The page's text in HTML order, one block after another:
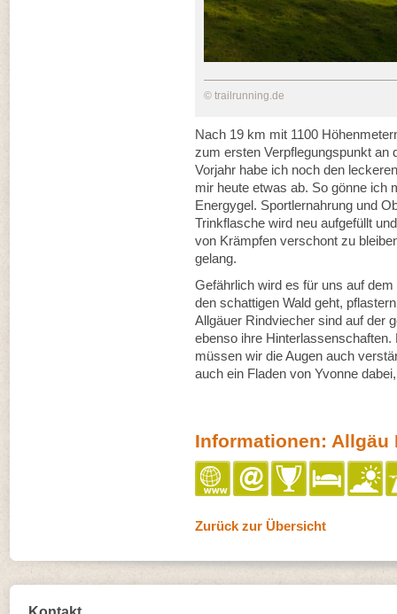
© trailrunning.de
Nach 19 km mit 1100
zum ersten Verpflegungspunkt an
Vorjahr habe ich noch den
mir heute etwas ab. So gönne ich
Energygel. Sportlernahrung und
Trinkflasche wird neu aufgefüllt
von Krämpfen verschont zu
gelang.
Gefährlich wird es für uns auf
den schattigen Wald geht,
Allgäuer Rindviecher sind auf der
ebenso ihre
müssen wir die Augen auch
auch ein Fladen von Yvonne
Informationen: Allgäu
Zurück zur Übersicht